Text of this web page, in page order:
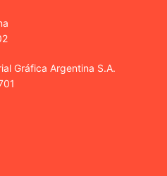
Gráfica Argentina S.A.